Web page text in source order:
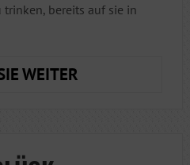
trinken, bereits auf sie in
WEITERMISSION